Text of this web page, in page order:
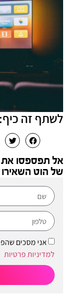
לשתף זה כיף:
אל תפספסו את
של הוט
אני מסכים
למדיניות פרטיות